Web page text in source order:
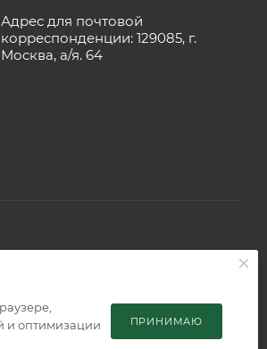
Адрес для почтовой
корреспонденции: 129085, г.
Москва, а/я. 64
определяемой положениями
и оптимизации
ПРИНИМАЮ